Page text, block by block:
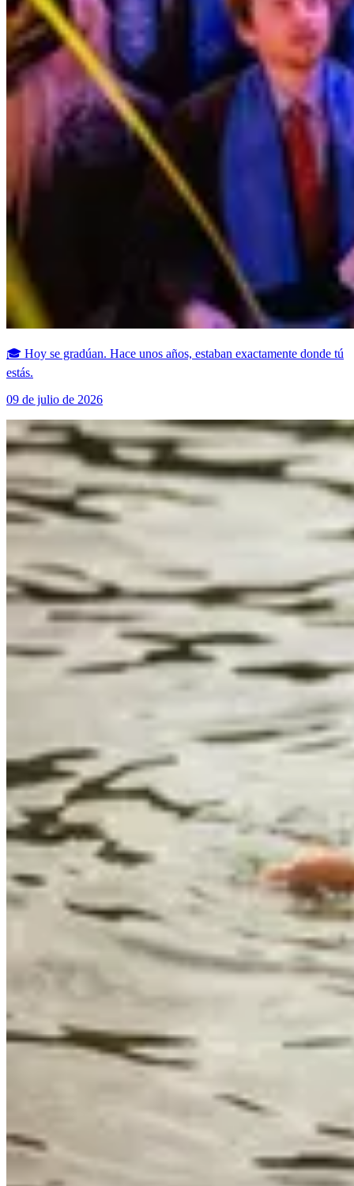
🎓 Hoy se gradúan. Hace unos años, estaban exactamente donde tú
estás.
09 de julio de 2026